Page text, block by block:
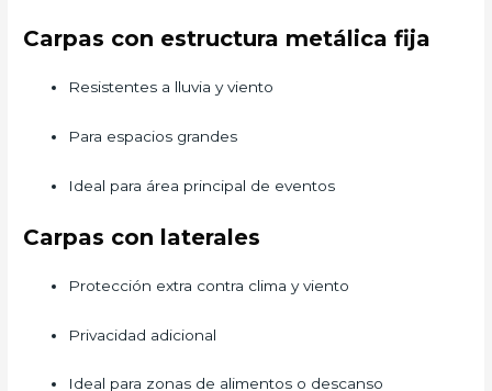
Carpas con estructura metálica fija
Resistentes a lluvia y viento
Para espacios grandes
Ideal para área principal de eventos
Carpas con laterales
Protección extra contra clima y viento
Privacidad adicional
Ideal para zonas de alimentos o descanso